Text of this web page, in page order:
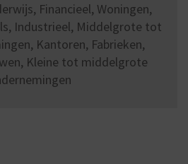
Financieel, Woningen,
Industrieel, Middelgrote tot
Kantoren, Fabrieken,
Kleine tot middelgrote